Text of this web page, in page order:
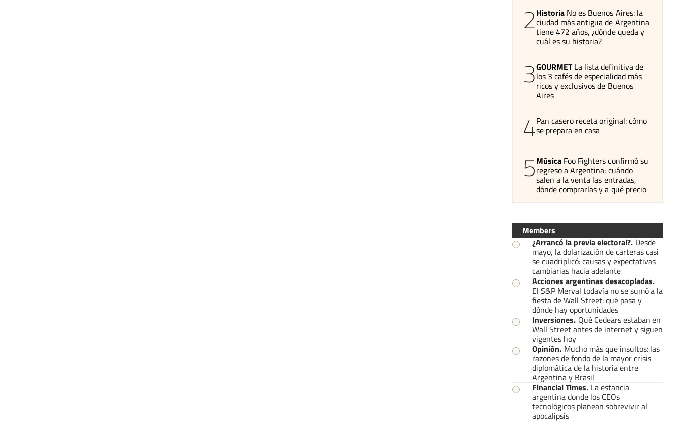
2Historia No es Buenos Aires: la
ciudad más antigua de Argentina
tiene 472 años, ¿dónde queda y
cuál es su historia?
3GOURMET La lista definitiva de
los 3 cafés de especialidad más
ricos y exclusivos de Buenos
Aires
4Pan casero receta original: cómo
se prepara en casa
5Música Foo Fighters confirmó su
regreso a Argentina: cuándo
salen a la venta las entradas,
dónde comprarlas y a qué precio
Members
¿Arrancó la previa electoral?. Desde
mayo, la dolarización de carteras casi
se cuadriplicó: causas y expectativas
cambiarias hacia adelante
Acciones argentinas desacopladas.
El S&P Merval todavía no se sumó a la
fiesta de Wall Street: qué pasa y
dónde hay oportunidades
Inversiones. Qué Cedears estaban en
Wall Street antes de internet y siguen
vigentes hoy
Opinión. Mucho más que insultos: las
razones de fondo de la mayor crisis
diplomática de la historia entre
Argentina y Brasil
Financial Times. La estancia
argentina donde los CEOs
tecnológicos planean sobrevivir al
apocalipsis